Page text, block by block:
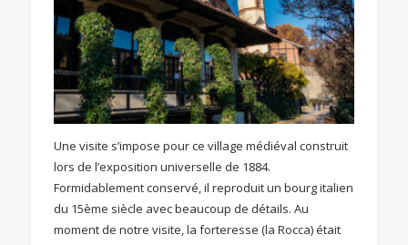
Une visite s’impose pour ce village médiéval construit
lors de l’exposition universelle de 1884.
Formidablement conservé, il reproduit un bourg italien
du 15ème siècle avec beaucoup de détails. Au
moment de notre visite, la forteresse (la Rocca) était